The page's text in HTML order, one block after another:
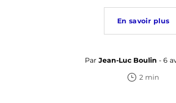
En savoir plus
Par Jean-Luc Boulin - 6
2 min